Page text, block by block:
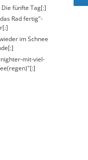
fünfte Tag[:]
Rad fertig"-
im Schnee
mit-viel-